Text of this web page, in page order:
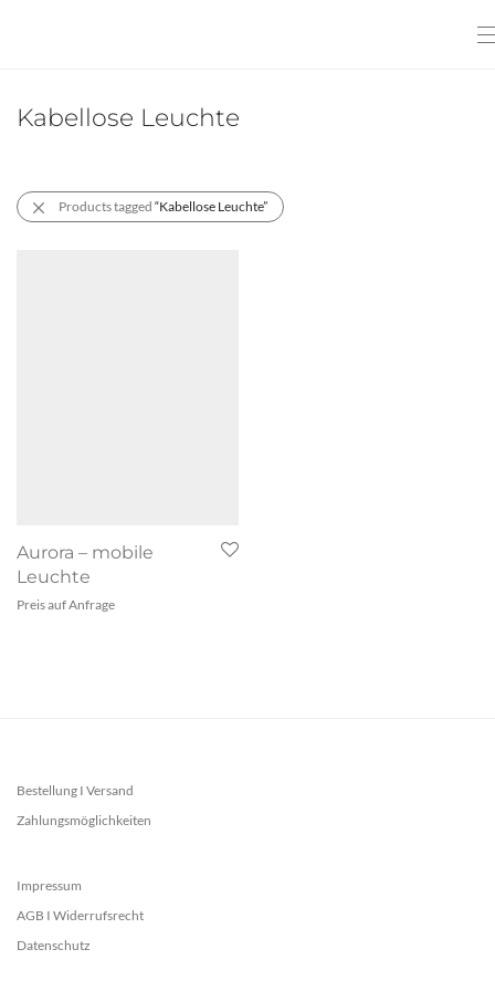
Kabellose Leuchte
Products tagged “Kabellose Leuchte”
Aurora – mobile
Leuchte
Preis auf Anfrage
Bestellung I Versand
Zahlungsmöglichkeiten
Impressum
AGB I Widerrufsrecht
Datenschutz